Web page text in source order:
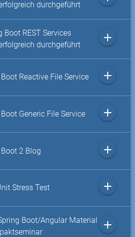
durchgeführt
Boot REST Services
durchgeführt
add
Reactive File Service add
Generic File Service add
2 Blog add
Stress Test add
Boot/Angular Material
add